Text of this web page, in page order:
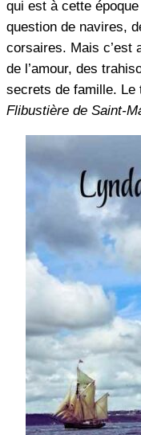
qui est à cette
question de navires,
corsaires. Mais c’est
de l’amour, des
secrets de famille. Le
Flibustière de Saint-